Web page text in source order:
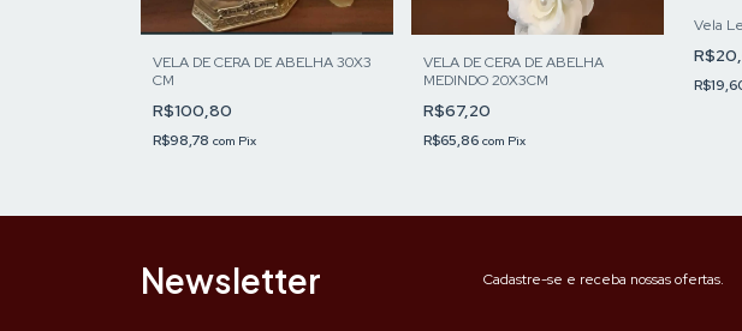
VELA DE CERA DE ABELHA 30X3
CM
R$100,80
R$98,78 com Pix
VELA DE CERA DE ABELHA
MEDINDO 20X3CM
R$67,20
R$65,86 com Pix
Vela
Newsletter Cadastre-se e receba nossas ofertas.